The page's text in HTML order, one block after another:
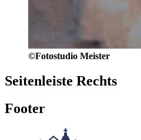
©Fotostudio Meister
Seitenleiste Rechts
Footer